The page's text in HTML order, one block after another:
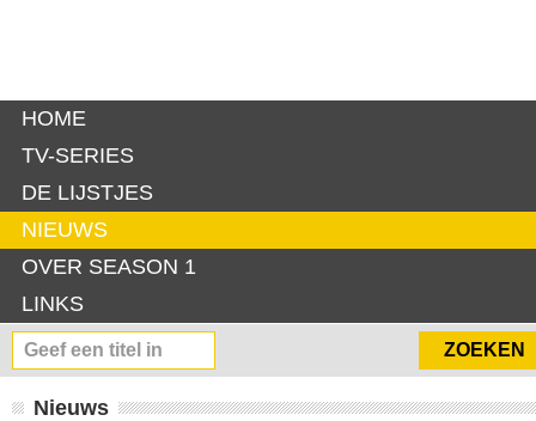
HOME
TV-SERIES
DE LIJSTJES
NIEUWS
OVER SEASON 1
LINKS
Nieuws